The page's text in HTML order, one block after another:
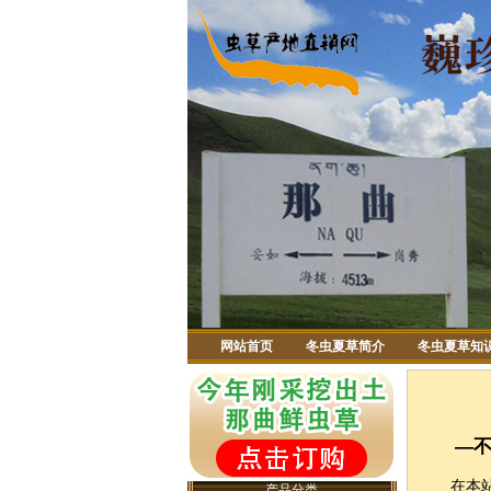
网站首页 冬虫夏草简介 冬虫夏草知
—不
在本站